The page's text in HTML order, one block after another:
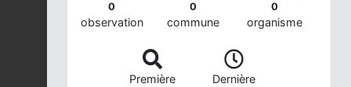
0
observation
0
commune
0
organisme
Première
Dernière